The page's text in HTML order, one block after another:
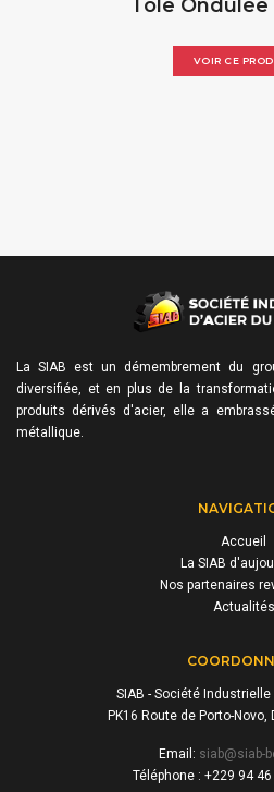
Tôle Ondulée
VOIR CE
La SIAB est un démembrement du
diversifiée, et en plus de la
produits dérivés d'acier, elle a
métallique.
Accueil
La SIAB
Nos partenaires
Actualités
SIAB - Société
PK16 Route de Porto-Novo,
Email: siab@siab-
Téléphone : +229 94